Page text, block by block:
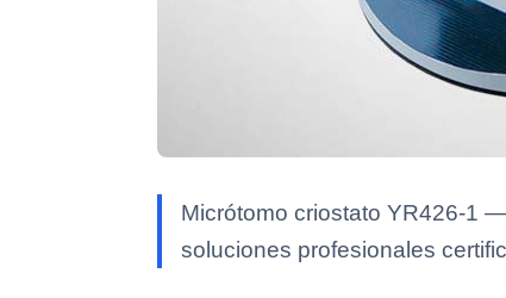
Micrótomo criostato YR426-1
soluciones profesionales